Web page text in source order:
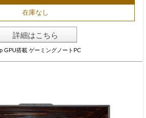
在庫なし
詳細はこちら
GPU搭載 ゲーミングノートPC